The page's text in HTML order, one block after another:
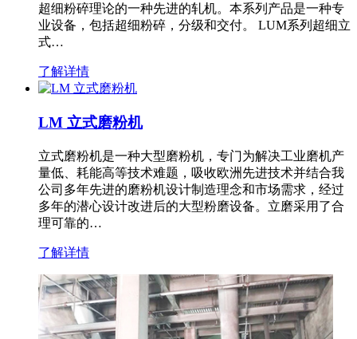
超细粉碎理论的一种先进的轧机。本系列产品是一种专
业设备，包括超细粉碎，分级和交付。 LUM系列超细立
式…
了解详情
LM 立式磨粉机
立式磨粉机是一种大型磨粉机，专门为解决工业磨机产
量低、耗能高等技术难题，吸收欧洲先进技术并结合我
公司多年先进的磨粉机设计制造理念和市场需求，经过
多年的潜心设计改进后的大型粉磨设备。立磨采用了合
理可靠的…
了解详情